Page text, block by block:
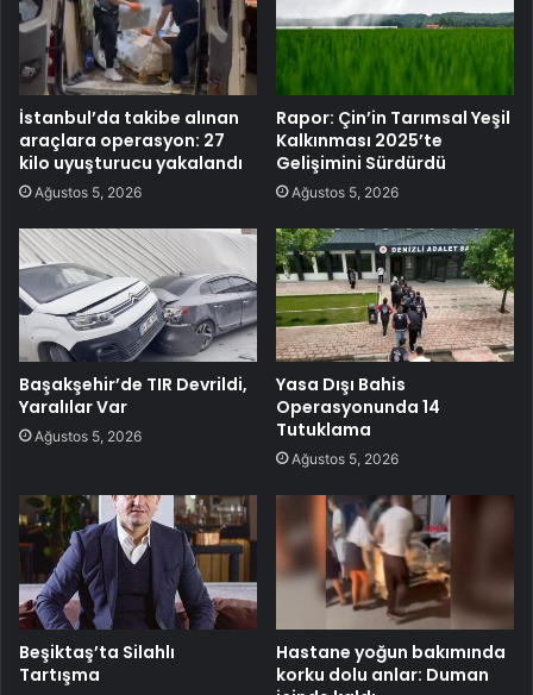
İstanbul’da takibe alınan
araçlara operasyon: 27
kilo uyuşturucu yakalandı
Ağustos 5, 2026
Rapor: Çin’in Tarımsal Yeşil
Kalkınması 2025’te
Gelişimini Sürdürdü
Ağustos 5, 2026
Başakşehir’de TIR Devrildi,
Yaralılar Var
Ağustos 5, 2026
Yasa Dışı Bahis
Operasyonunda 14
Tutuklama
Ağustos 5, 2026
Beşiktaş’ta Silahlı
Tartışma
Hastane yoğun bakımında
korku dolu anlar: Duman